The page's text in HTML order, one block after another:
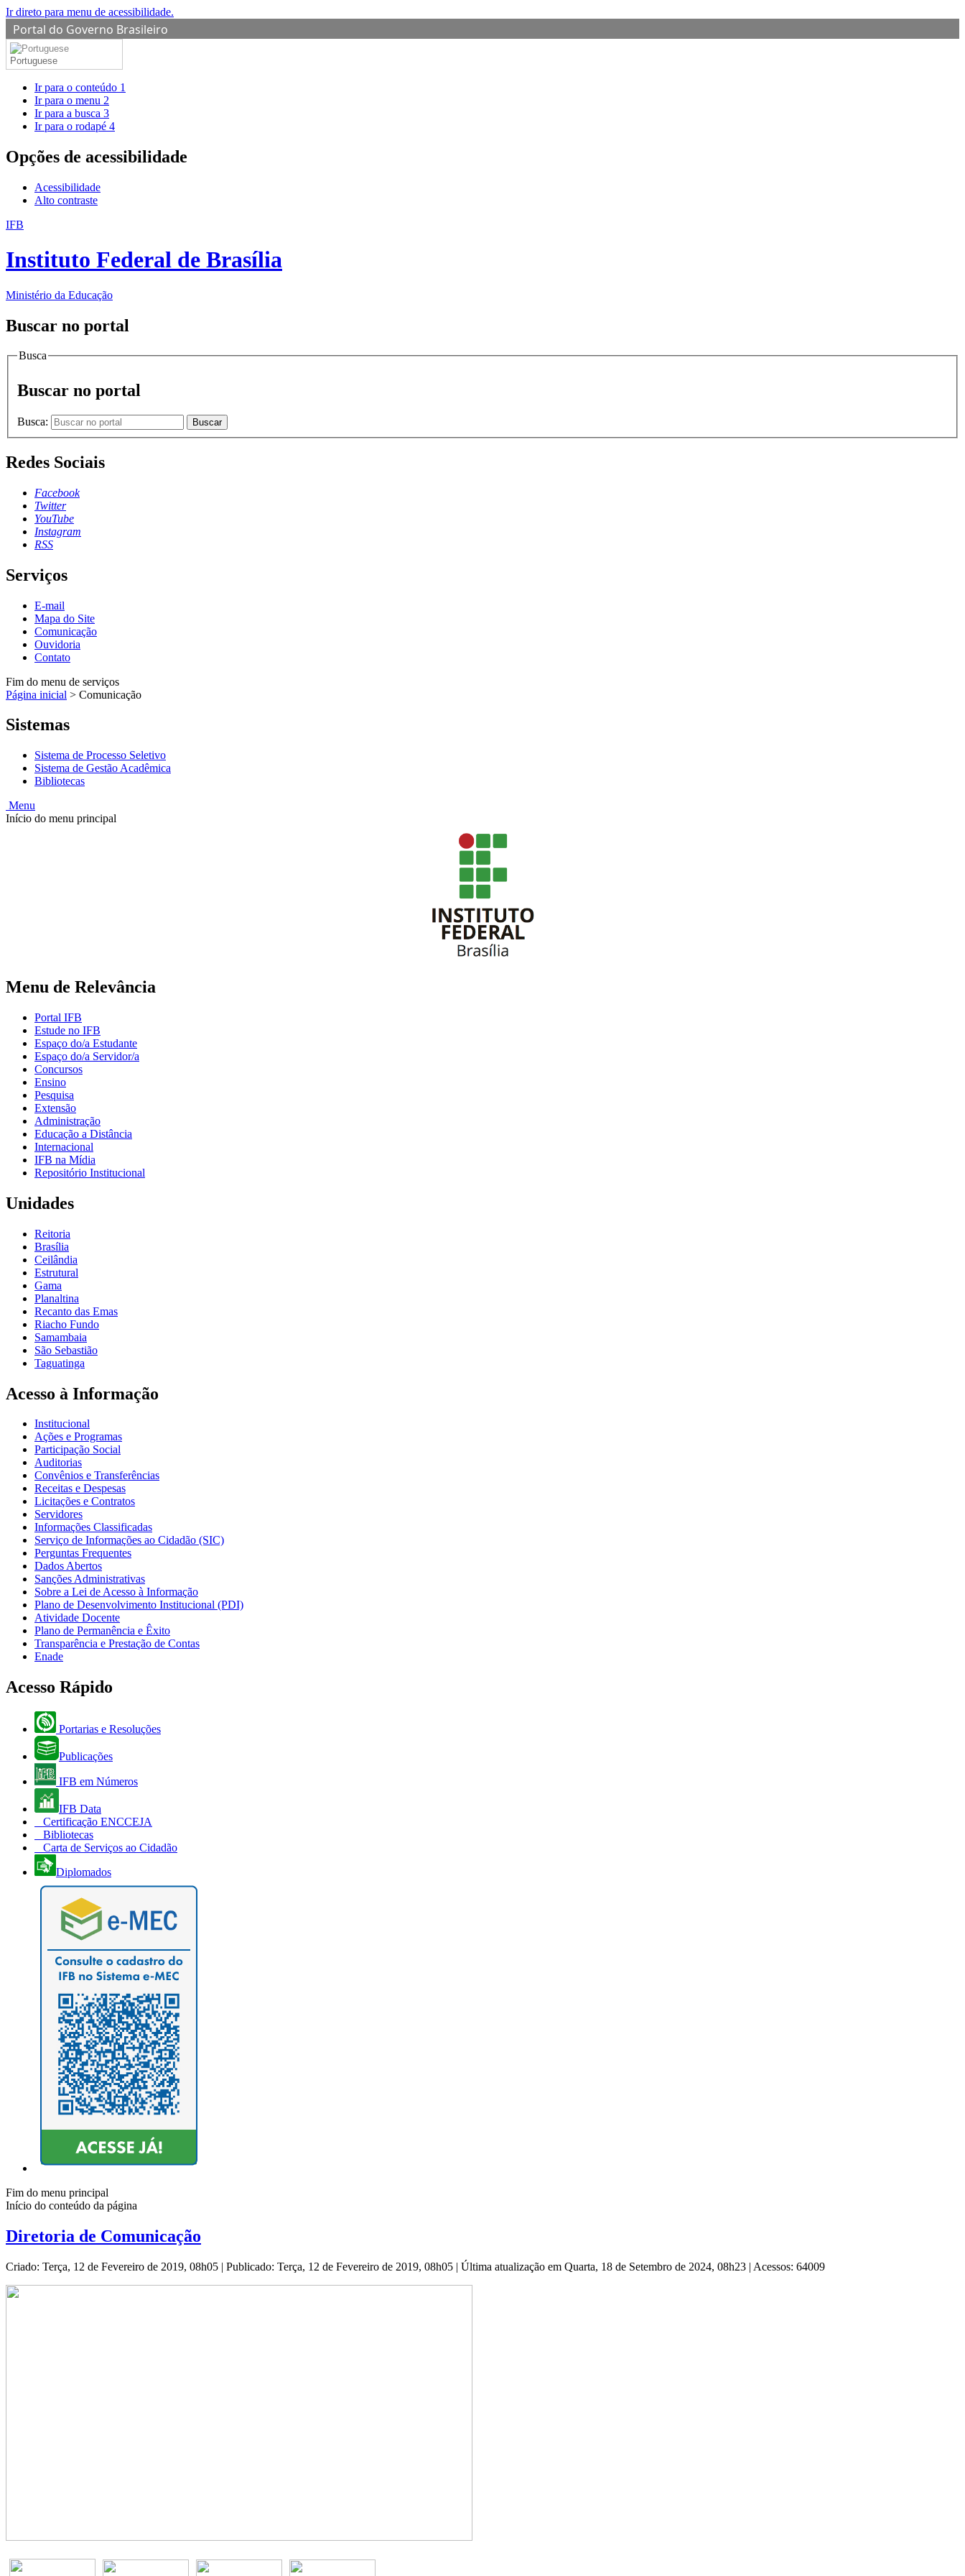
Ir direto para menu de acessibilidade.
Portal do Governo Brasileiro
Portuguese
Ir para o conteúdo 1
Ir para o menu 2
Ir para a busca 3
Ir para o rodapé 4
Opções de acessibilidade
Acessibilidade
Alto contraste
IFB
Instituto Federal de Brasília
Ministério da Educação
Buscar no portal
Busca
Buscar no portal
Busca: Buscar
Redes Sociais
Facebook
Twitter
YouTube
Instagram
RSS
Serviços
E-mail
Mapa do Site
Comunicação
Ouvidoria
Contato
Fim do menu de serviços
Página inicial > Comunicação
Sistemas
Sistema de Processo Seletivo
Sistema de Gestão Acadêmica
Bibliotecas
Menu
Início do menu principal
Menu de Relevância
Portal IFB
Estude no IFB
Espaço do/a Estudante
Espaço do/a Servidor/a
Concursos
Ensino
Pesquisa
Extensão
Administração
Educação a Distância
Internacional
IFB na Mídia
Repositório Institucional
Unidades
Reitoria
Brasília
Ceilândia
Estrutural
Gama
Planaltina
Recanto das Emas
Riacho Fundo
Samambaia
São Sebastião
Taguatinga
Acesso à Informação
Institucional
Ações e Programas
Participação Social
Auditorias
Convênios e Transferências
Receitas e Despesas
Licitações e Contratos
Servidores
Informações Classificadas
Serviço de Informações ao Cidadão (SIC)
Perguntas Frequentes
Dados Abertos
Sanções Administrativas
Sobre a Lei de Acesso à Informação
Plano de Desenvolvimento Institucional (PDI)
Atividade Docente
Plano de Permanência e Êxito
Transparência e Prestação de Contas
Enade
Acesso Rápido
Portarias e Resoluções
Publicações
IFB em Números
IFB Data
Certificação ENCCEJA
Bibliotecas
Carta de Serviços ao Cidadão
Diplomados
Fim do menu principal
Início do conteúdo da página
Diretoria de Comunicação
Criado: Terça, 12 de Fevereiro de 2019, 08h05 | Publicado: Terça, 12 de Fevereiro de 2019, 08h05 | Última atualização em Quarta, 18 de Setembro de 2024, 08h23 | Acessos: 64009